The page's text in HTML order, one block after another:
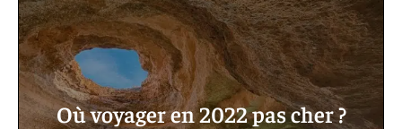
Où voyager en 2022 pas cher ?